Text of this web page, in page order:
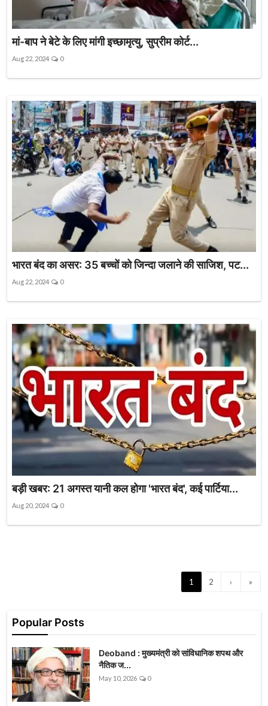
मां-बाप ने बेटे के लिए मांगी इच्छामृत्यु, सुप्रीम कोर्ट...
Aug 22, 2024 0
भारत बंद का असर: 35 बच्चों को जिन्दा जलाने की साजिश, पट...
Aug 22, 2024 0
बड़ी खबर: 21 अगस्‍त यानी कल होगा 'भारत बंद', कई पार्टिया...
Aug 20, 2024 0
1 2 › »
Popular Posts
Deoband : मुख्यमंत्री को सांविधानिक शपथ और
नैतिक ज...
May 10, 2026 0